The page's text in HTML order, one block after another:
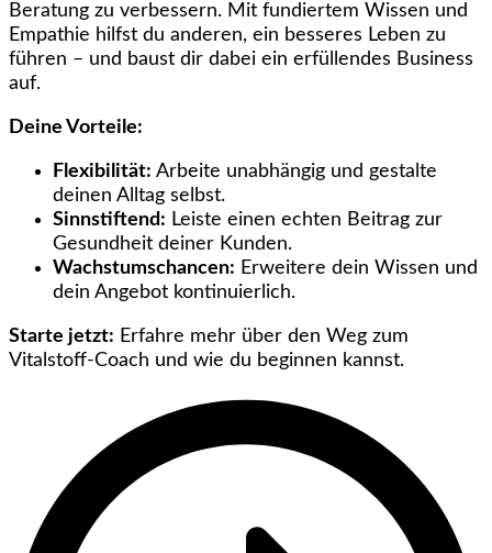
Beratung zu verbessern. Mit fundiertem Wissen und
Empathie hilfst du anderen, ein besseres Leben zu
führen – und baust dir dabei ein erfüllendes Business
auf.
Deine Vorteile:
Flexibilität: Arbeite unabhängig und gestalte
deinen Alltag selbst.
Sinnstiftend: Leiste einen echten Beitrag zur
Gesundheit deiner Kunden.
Wachstumschancen: Erweitere dein Wissen und
dein Angebot kontinuierlich.
Starte jetzt: Erfahre mehr über den Weg zum
Vitalstoff-Coach und wie du beginnen kannst.